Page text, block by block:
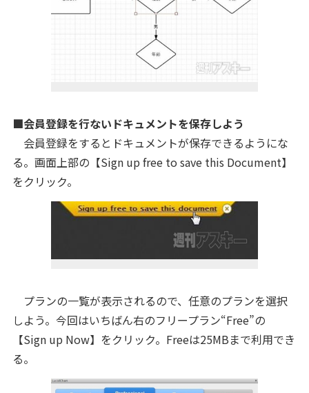
■会員登録を行ないドキュメントを保存しよう
会員登録をするとドキュメントが保存できるようにな
る。画面上部の【Sign up free to save this Document】
をクリック。
プランの一覧が表示されるので、任意のプランを選択
しよう。今回はいちばん右のフリープラン“Free”の
【Sign up Now】をクリック。Freeは25MBまで利用でき
る。